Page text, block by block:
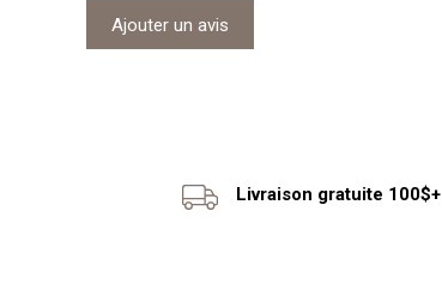
Ajouter un avis
Livraison gratuite 100$+